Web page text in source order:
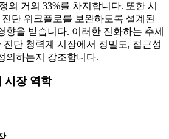
의 거의 33%를 차지합니다. 또한 시
진단 워크플로를 보완하도록 설계된
향을 받습니다. 이러한 진화하는 추세
진단 청력계 시장에서 정밀도, 접근성
의하는지 강조합니다.
시장 역학